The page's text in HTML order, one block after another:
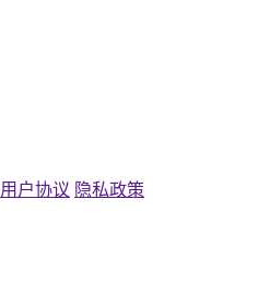
用户协议 隐私政策